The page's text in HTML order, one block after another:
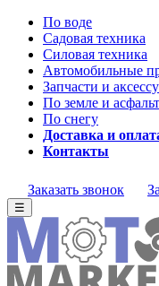
По воде
Садовая техника
Силовая техника
Автомобильные
Запчасти и
По земле и
По снегу
Доставка и
Контакты
Заказать звонок
☰